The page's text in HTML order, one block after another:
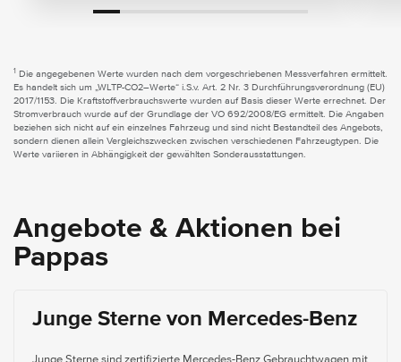
1
Die angegebenen Werte wurden nach dem vorgeschriebenen Messverfahren ermittelt.
Es handelt sich um „WLTP-CO2–Werte“ i.S.v. Art. 2 Nr. 3 Durchführungsverordnung (EU)
2017/1153. Die Kraftstoffverbrauchswerte wurden auf Basis dieser Werte errechnet. Der
Stromverbrauch wurde auf der Grundlage der VO 692/2008/EG ermittelt. Die Angaben
beziehen sich nicht auf ein einzelnes Fahrzeug und sind nicht Bestandteil des Angebots,
sondern dienen allein Vergleichszwecken zwischen verschiedenen Fahrzeugtypen. Die
Werte variieren in Abhängigkeit der gewählten Sonderausstattungen.
Angebote & Aktionen bei
Pappas
Junge Sterne von Mercedes-Benz